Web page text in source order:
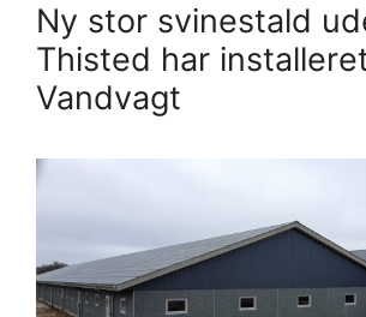
Ny stor svinestald
Thisted har
Vandvagt